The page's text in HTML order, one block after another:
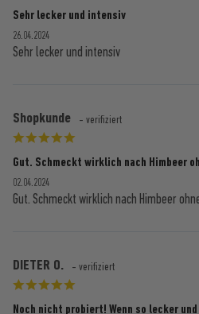
Sehr lecker und intensiv
26.04.2024
Sehr lecker und intensiv
Shopkunde - verifiziert
Gut. Schmeckt wirklich nach Himbeer
02.04.2024
Gut. Schmeckt wirklich nach Himbeer
DIETER O. - verifiziert
Noch nicht probiert! Wenn so lecker und